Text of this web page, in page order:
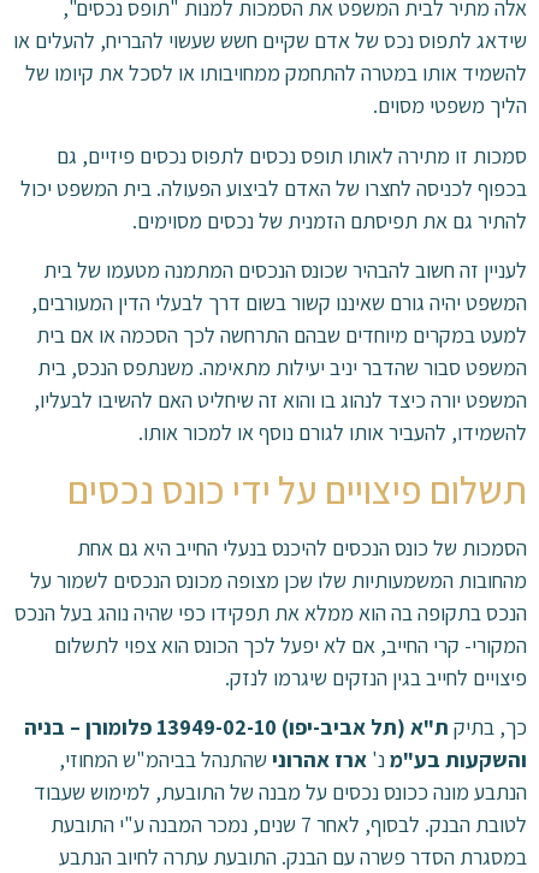
אלה מתיר לבית המשפט את הסמכות למנות "תופס נכסים",
שידאג לתפוס נכס של אדם שקיים חשש שעשוי להבריח, להעלים או
להשמיד אותו במטרה להתחמק ממחויבותו או לסכל את קיומו של
הליך משפטי מסוים.
סמכות זו מתירה לאותו תופס נכסים לתפוס נכסים פיזיים, גם
בכפוף לכניסה לחצרו של האדם לביצוע הפעולה. בית המשפט יכול
להתיר גם את תפיסתם הזמנית של נכסים מסוימים.
לעניין זה חשוב להבהיר שכונס הנכסים המתמנה מטעמו של בית
המשפט יהיה גורם שאיננו קשור בשום דרך לבעלי הדין המעורבים,
למעט במקרים מיוחדים שבהם התרחשה לכך הסכמה או אם בית
המשפט סבור שהדבר יניב יעילות מתאימה. משנתפס הנכס, בית
המשפט יורה כיצד לנהוג בו והוא זה שיחליט האם להשיבו לבעליו,
להשמידו, להעביר אותו לגורם נוסף או למכור אותו.
תשלום פיצויים על ידי כונס נכסים
הסמכות של כונס הנכסים להיכנס בנעלי החייב היא גם אחת
מהחובות המשמעותיות שלו שכן מצופה מכונס הנכסים לשמור על
הנכס בתקופה בה הוא ממלא את תפקידו כפי שהיה נוהג בעל הנכס
המקורי- קרי החייב, אם לא יפעל לכך הכונס הוא צפוי לתשלום
פיצויים לחייב בגין הנזקים שיגרמו לנזק.
כך, בתיק ת"א (תל אביב-יפו) 13949-02-10
פלומורן – בניה
והשקעות בע"מ נ' ארז אהרוני שהתנהל בביהמ"ש המחוזי,
הנתבע מונה ככונס נכסים על מבנה של התובעת, למימוש שעבוד
לטובת הבנק. לבסוף, לאחר 7 שנים, נמכר המבנה ע"י התובעת
במסגרת הסדר פשרה עם הבנק. התובעת עתרה לחיוב הנתבע